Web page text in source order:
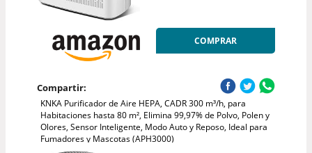
COMPRAR
Compartir:
KNKA Purificador de Aire HEPA, CADR 300 m³/h, para
Habitaciones hasta 80 m², Elimina 99,97% de Polvo, Polen y
Olores, Sensor Inteligente, Modo Auto y Reposo, Ideal para
Fumadores y Mascotas (APH3000)